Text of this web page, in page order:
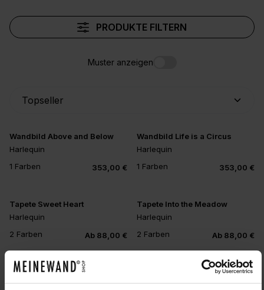
PRODUKTE FILTERN
Muster anzeigen
Wandbild Above and Below
Harlequin
1 Farben
353,00 €
Wandbild Life is a Circus
Harlequin
1 Farben
353,00 €
Tapete Sweet Heart
Harlequin
2 Farben
Ab 88,00 €
Tapete Into the Meadow
Harlequin
2 Farben
Ab 88,00 €
Tapete Funky Jungle
Harlequin
Tapete Hide and Seek
Harlequin